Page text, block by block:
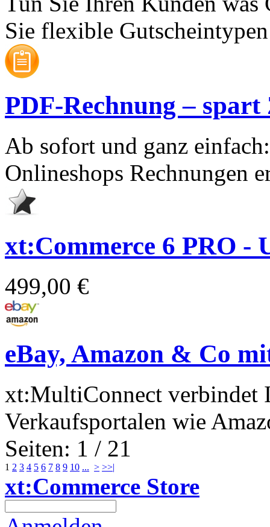
Sie flexible
PDF-Rechnung –
Ab sofort und ganz
Onlineshops Rechnungen
xt:Commerce 6 PRO -
499,00 €
eBay, Amazon & Co
xt:MultiConnect verbindet
Verkaufsportalen wie
Seiten: 1 / 21
1 2 3 4 5 6 7 8 9 10 ... > >>|
xt:Commerce Store